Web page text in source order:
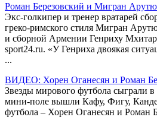
Роман Березовский и Мигран
Экс-голкипер и тренер вратарей
греко-римского стиля Мигран
и сборной Армении Генриху
sport24.ru. «У Генриха двоякая
...
ВИДЕО: Хорен Оганесян и Роман
Звезды мирового футбола сыграли
мини-поле вышли Кафу, Фигу,
футбола – Хорен Оганесян и Роман